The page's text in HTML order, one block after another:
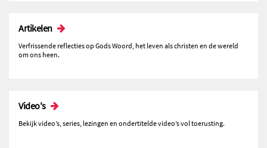
Artikelen
Verfrissende reflecties op Gods Woord, het leven als christen en de wereld
om ons heen.
Video's
Bekijk video’s, series, lezingen en ondertitelde video’s vol toerusting.